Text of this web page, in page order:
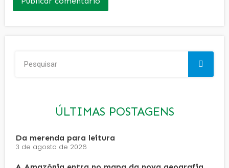
ÚLTIMAS POSTAGENS
Da merenda para leitura
3 de agosto de 2026